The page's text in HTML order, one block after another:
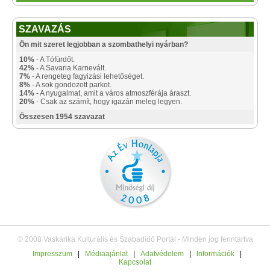
SZAVAZÁS
Ön mit szeret legjobban a szombathelyi nyárban?
10% - A Tófürdőt.
42% - A Savaria Karnevált.
7% - A rengeteg fagyizási lehetőséget.
8% - A sok gondozott parkot.
14% - A nyugalmat, amit a város atmoszférája áraszt.
20% - Csak az számít, hogy igazán meleg legyen.
Összesen 1954 szavazat
© 2008 Vaskarika Kulturális és Szabadidő Portál - Minden jog fenntartva
Impresszum
Médiaajánlat Adatvédelem Információk
Kapcsolat